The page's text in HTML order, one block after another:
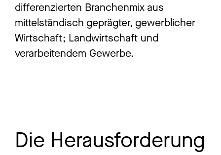
differenzierten Branchenmix aus
mittelständisch geprägter, gewerblicher
Wirtschaft; Landwirtschaft und
verarbeitendem Gewerbe.
Die Herausforderung